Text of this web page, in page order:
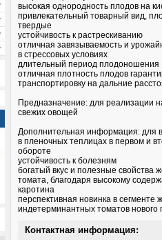
высокая однородность плодов на
привлекательный товарный вид,
твердые
устойчивость к растрескиванию
отличная завязываемость и
в стрессовых условиях
длительный период плодоношения
отличная плотность плодов
транспортировку на дальние
Предназначение: для реализации
свежих овощей
Дополнительная информация: для
в пленочных теплицах в первом и
обороте
устойчивость к болезням
богатый вкус и полезные свойства
томата, благодаря высокому
каротина
перспективная новинка в сегменте
индетерминантных томатов нового
Контактная информация: